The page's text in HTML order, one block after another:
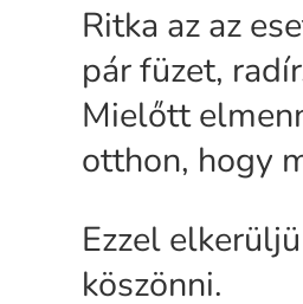
Ritka az az
pár füzet,
Mielőtt
otthon, hogy
Ezzel
köszönni.